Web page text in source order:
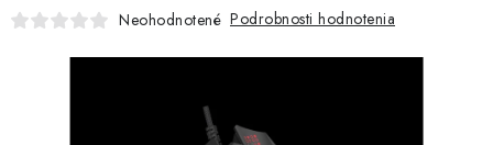
TLAČIARNE
Neohodnotené Podrobnosti hodnotenia